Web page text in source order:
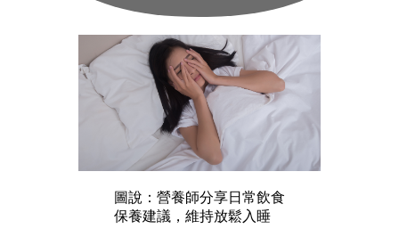
圖說：營養師分享日常飲食
保養建議，維持放鬆入睡